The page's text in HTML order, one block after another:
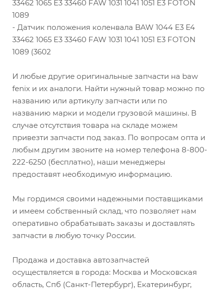
33462 1065 Е3 33460 FAW 1031 1041 1051 Е3 FOTON
1089
- Датчик положения коленвала BAW 1044 Е3 Е4
33462 1065 Е3 33460 FAW 1031 1041 1051 Е3 FOTON
1089 (3602
И любые другие оригинальные запчасти на baw
fenix и их аналоги. Найти нужный товар можно по
названию или артикулу запчасти или по
названию марки и модели грузовой машины. В
случае отсутствия товара на складе можем
привезти запчасти под заказ. По вопросам опта и
любым другим звоните на номер телефона 8-800-
222-6250 (бесплатно), наши менеджеры
предоставят необходимую информацию.
Мы гордимся своими надежными поставщиками
и имеем собственный склад, что позволяет нам
оперативно обрабатывать заказы и доставлять
запчасти в любую точку России.
Продажа и доставка автозапчастей
осуществляется в города: Москва и Московская
область, Спб (Санкт-Петербург), Екатеринбург,